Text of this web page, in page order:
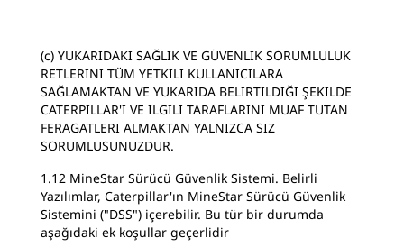
(c) YUKARIDAKI SAĞLIK VE GÜVENLIK SORUMLULUK
RETLERINI TÜM YETKILI KULLANICILARA
SAĞLAMAKTAN VE YUKARIDA BELIRTILDIĞI ŞEKILDE
CATERPILLAR'I VE ILGILI TARAFLARINI MUAF TUTAN
FERAGATLERI ALMAKTAN YALNIZCA SIZ
SORUMLUSUNUZDUR.
1.12 MineStar Sürücü Güvenlik Sistemi. Belirli
Yazılımlar, Caterpillar'ın MineStar Sürücü Güvenlik
Sistemini ("DSS") içerebilir. Bu tür bir durumda
aşağıdaki ek koşullar geçerlidir